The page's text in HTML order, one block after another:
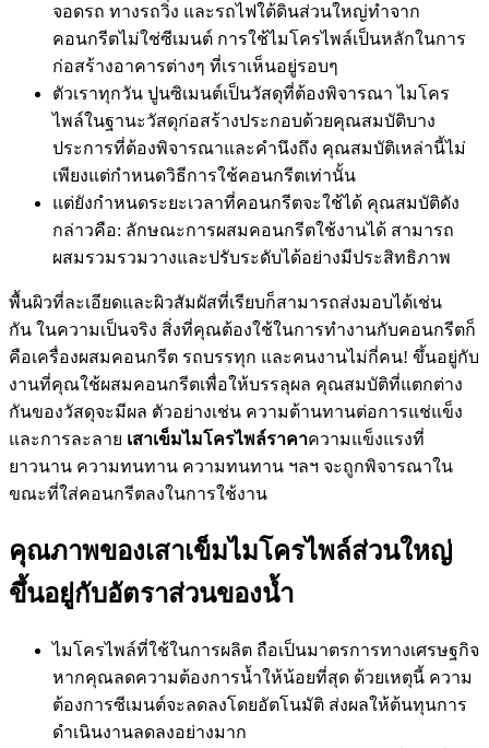
จอดรถ ทางรถวิ่ง และรถไฟใต้ดินส่วนใหญ่ทำจาก
คอนกรีตไม่ใช่ซีเมนต์ การใช้ไมโครไพล์เป็นหลักในการ
ก่อสร้างอาคารต่างๆ ที่เราเห็นอยู่รอบๆ
ตัวเราทุกวัน ปูนซิเมนต์เป็นวัสดุที่ต้องพิจารณา ไมโคร
ไพล์ในฐานะวัสดุก่อสร้างประกอบด้วยคุณสมบัติบาง
ประการที่ต้องพิจารณาและคำนึงถึง คุณสมบัติเหล่านี้ไม่
เพียงแต่กำหนดวิธีการใช้คอนกรีตเท่านั้น
แต่ยังกำหนดระยะเวลาที่คอนกรีตจะใช้ได้ คุณสมบัติดัง
กล่าวคือ: ลักษณะการผสมคอนกรีตใช้งานได้ สามารถ
ผสมรวมรวมวางและปรับระดับได้อย่างมีประสิทธิภาพ
พื้นผิวที่ละเอียดและผิวสัมผัสที่เรียบก็สามารถส่งมอบได้เช่น
กัน ในความเป็นจริง สิ่งที่คุณต้องใช้ในการทำงานกับคอนกรีตก็
คือเครื่องผสมคอนกรีต รถบรรทุก และคนงานไม่กี่คน! ขึ้นอยู่กับ
งานที่คุณใช้ผสมคอนกรีตเพื่อให้บรรลุผล คุณสมบัติที่แตกต่าง
กันของวัสดุจะมีผล ตัวอย่างเช่น ความต้านทานต่อการแช่แข็ง
และการละลาย เสาเข็มไมโครไพล์ราคาความแข็งแรงที่
ยาวนาน ความทนทาน ความทนทาน ฯลฯ จะถูกพิจารณาใน
ขณะที่ใส่คอนกรีตลงในการใช้งาน
คุณภาพของเสาเข็มไมโครไพล์ส่วนใหญ่
ขึ้นอยู่กับอัตราส่วนของน้ำ
ไมโครไพล์ที่ใช้ในการผลิต ถือเป็นมาตรการทางเศรษฐกิจ
หากคุณลดความต้องการน้ำให้น้อยที่สุด ด้วยเหตุนี้ ความ
ต้องการซีเมนต์จะลดลงโดยอัตโนมัติ ส่งผลให้ต้นทุนการ
ดำเนินงานลดลงอย่างมาก